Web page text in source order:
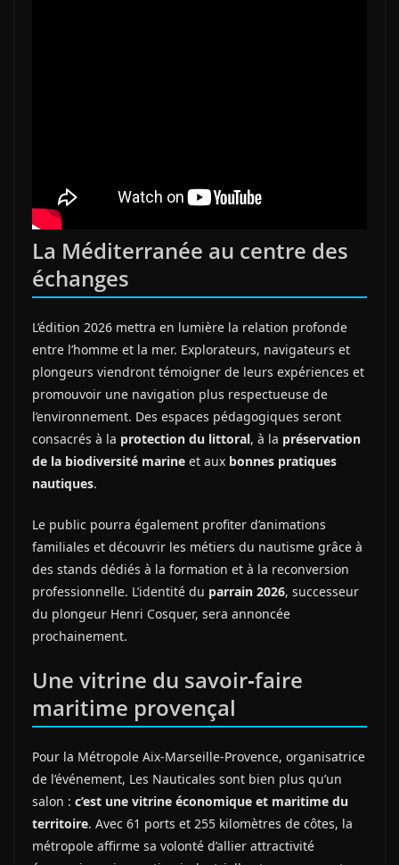
La Méditerranée au centre des
échanges
L’édition 2026 mettra en lumière la relation profonde
entre l’homme et la mer. Explorateurs, navigateurs et
plongeurs viendront témoigner de leurs expériences et
promouvoir une navigation plus respectueuse de
l’environnement. Des espaces pédagogiques seront
consacrés à la protection du littoral, à la préservation
de la biodiversité marine et aux bonnes pratiques
nautiques.
Le public pourra également profiter d’animations
familiales et découvrir les métiers du nautisme grâce à
des stands dédiés à la formation et à la reconversion
professionnelle. L’identité du parrain 2026, successeur
du plongeur Henri Cosquer, sera annoncée
prochainement.
Une vitrine du savoir‑faire
maritime provençal
Pour la Métropole Aix‑Marseille‑Provence, organisatrice
de l’événement, Les Nauticales sont bien plus qu’un
salon : c’est une vitrine économique et maritime du
territoire. Avec 61 ports et 255 kilomètres de côtes, la
métropole affirme sa volonté d’allier attractivité